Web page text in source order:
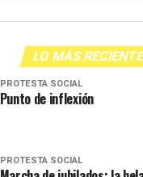
LO MÁS
PROTESTA SOCIAL
Punto de inflexión
PROTESTA SOCIAL